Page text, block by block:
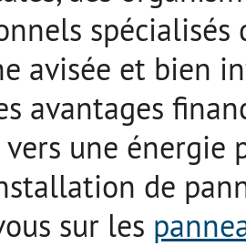
avisée et bien
avantages
une énergie
de
sur les